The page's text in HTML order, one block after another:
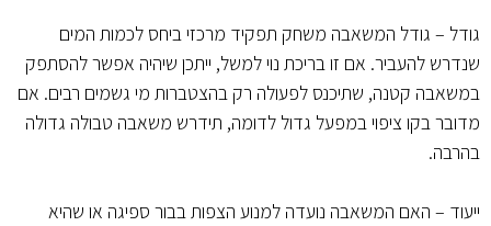
גודל – גודל המשאבה משחק תפקיד מרכזי ביחס לכמות המים
שנדרש להעביר. אם זו בריכת נוי למשל, ייתכן שיהיה אפשר להסתפק
במשאבה קטנה, שתיכנס לפעולה רק בהצטברות מי גשמים רבים. אם
מדובר בקו ציפוי במפעל גדול לדומה, תידרש משאבה טבולה גדולה
בהרבה.
ייעוד – האם המשאבה נועדה למנוע הצפות בבור ספיגה או שהיא